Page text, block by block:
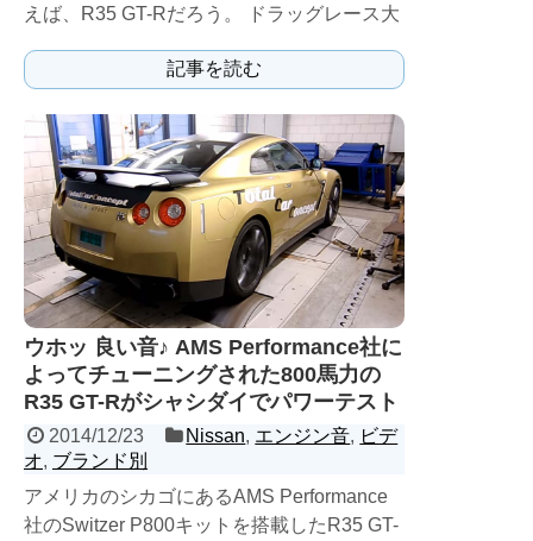
えば、R35 GT-Rだろう。 ドラッグレース大
記事を読む
ウホッ 良い音♪ AMS Performance社に
よってチューニングされた800馬力の
R35 GT-Rがシャシダイでパワーテスト
2014/12/23 Nissan, エンジン音, ビデ
オ, ブランド別
アメリカのシカゴにあるAMS Performance
社のSwitzer P800キットを搭載したR35 GT-